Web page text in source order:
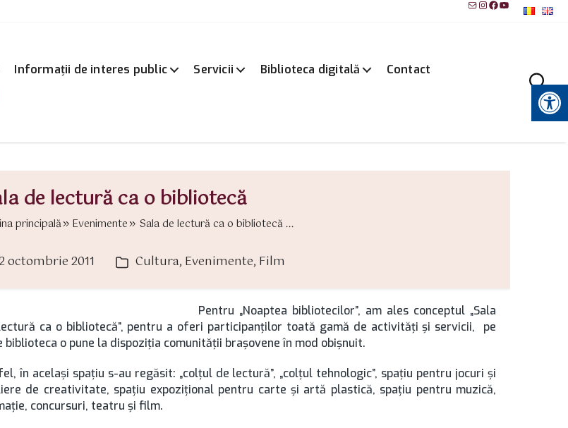
MailInstagram
Facebook
YouTube
Informații de interes public Servicii Biblioteca digitală
Contact
Instrumente pentru accesibilitate
de lectură ca o bibliotecă
principală Evenimente Sala de lectură ca o bibliotecă ...
octombrie 2011 Categorii
Cultura, Evenimente, Film
Pentru „Noaptea bibliotecilor”, am ales conceptul „Sala
ca o bibliotecă”, pentru a oferi participanţilor toată gamă de activităţi şi servicii, pe
biblioteca o pune la dispoziţia comunităţii braşovene în mod obişnuit.
în acelaşi spaţiu s-au regăsit: „colţul de lectură”, „colţul tehnologic”, spaţiu pentru jocuri şi
de creativitate, spaţiu expoziţional pentru carte şi artă plastică, spaţiu pentru muzică,
concursuri, teatru şi film.